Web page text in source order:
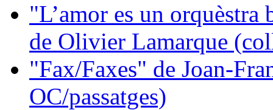
"L’amor es un orquèstra
de Olivier Lamarque
"Fax/Faxes" de Joan-
OC/passatges)